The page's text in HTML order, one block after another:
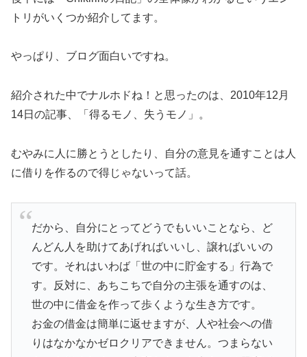
トリがいくつか紹介してます。
やっぱり、ブログ面白いですね。
紹介された中でナルホドね！と思ったのは、2010年12月
14日の記事、「得るモノ、失うモノ」。
むやみに人に勝とうとしたり、自分の意見を通すことは人
に借りを作るので得じゃないって話。
だから、自分にとってどうでもいいことなら、ど
んどん人を助けてあげればいいし、譲ればいいの
です。それはいわば「世の中に貯金する」行為で
す。反対に、あちこちで自分の主張を通すのは、
世の中に借金を作って歩くような生き方です。
お金の借金は簡単に返せますが、人や社会への借
りはなかなかゼロクリアできません。つまらない